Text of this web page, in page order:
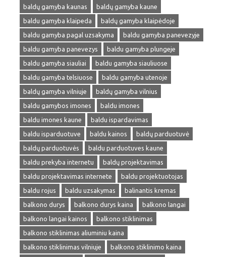
baldų gamyba kaunas
baldų gamyba kaune
baldu gamyba klaipeda
baldų gamyba klaipėdoje
baldu gamyba pagal uzsakyma
baldu gamyba panevezyje
baldu gamyba panevezys
baldu gamyba plungeje
baldu gamyba siauliai
baldu gamyba siauliuose
baldu gamyba telsiuose
baldu gamyba utenoje
baldų gamyba vilniuje
baldų gamyba vilnius
baldu gamybos imones
baldu imones
baldu imones kaune
baldu ispardavimas
baldu isparduotuve
baldu kainos
baldų parduotuvė
baldų parduotuvės
baldu parduotuves kaune
baldu prekyba internetu
baldų projektavimas
baldu projektavimas internete
baldu projektuotojas
baldu rojus
baldu uzsakymas
balinantis kremas
balkono durys
balkono durys kaina
balkono langai
balkono langai kainos
balkono stiklinimas
balkono stiklinimas aliuminiu kaina
balkono stiklinimas vilniuje
balkono stiklinimo kaina